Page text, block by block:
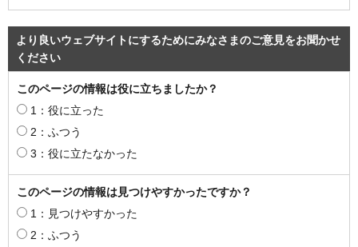
より良いウェブサイトにするためにみなさまのご意見をお聞かせ
ください
このページの情報は役に立ちましたか？
1：役に立った
2：ふつう
3：役に立たなかった
このページの情報は見つけやすかったですか？
1：見つけやすかった
2：ふつう